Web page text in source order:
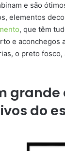
e são
elementos
, que têm
e aconchegos
o preto
grande
do